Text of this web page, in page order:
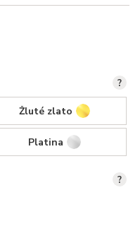
Žluté zlato
Platina
?
?